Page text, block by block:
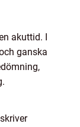
akuttid. I
ganska